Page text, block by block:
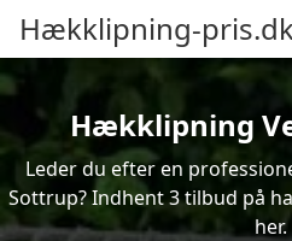
Hækklipning-
Hækklipning
Leder du efter en
Sottrup? Indhent 3 tilbud på
her.